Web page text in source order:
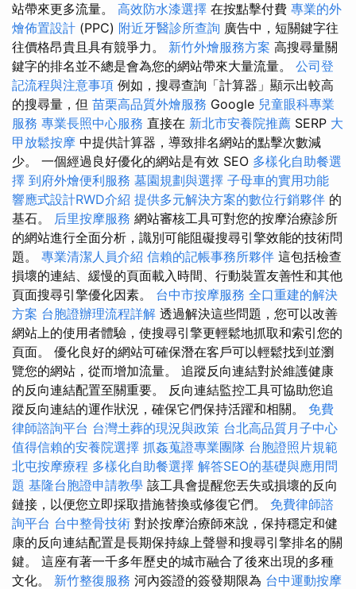
站帶來更多流量。 高效防水漆選擇 在按點擊付費 專業的外
燴佈置設計 (PPC) 附近牙醫診所查詢 廣告中，短關鍵字往
往價格昂貴且具有競爭力。 新竹外燴服務方案 高搜尋量關
鍵字的排名並不總是會為您的網站帶來大量流量。 公司登
記流程與注意事項 例如，搜尋查詢「計算器」顯示出較高
的搜尋量，但 苗栗高品質外燴服務 Google 兒童眼科專業
服務 專業長照中心服務 直接在 新北市安養院推薦 SERP 大
甲放鬆按摩 中提供計算器，導致排名網站的點擊次數減
少。 一個經過良好優化的網站是有效 SEO 多樣化自助餐選
擇 到府外燴便利服務 墓園規劃與選擇 子母車的實用功能
響應式設計RWD介紹 提供多元解決方案的數位行銷夥伴 的
基石。 后里按摩服務 網站審核工具可對您的按摩治療診所
的網站進行全面分析，識別可能阻礙搜尋引擎效能的技術問
題。 專業清潔人員介紹 信賴的記帳事務所夥伴 這包括檢查
損壞的連結、緩慢的頁面載入時間、行動裝置友善性和其他
頁面搜尋引擎優化因素。 台中市按摩服務 全口重建的解決
方案 台胞證辦理流程詳解 透過解決這些問題，您可以改善
網站上的使用者體驗，使搜尋引擎更輕鬆地抓取和索引您的
頁面。 優化良好的網站可確保潛在客戶可以輕鬆找到並瀏
覽您的網站，從而增加流量。 追蹤反向連結對於維護健康
的反向連結配置至關重要。 反向連結監控工具可協助您追
蹤反向連結的運作狀況，確保它們保持活躍和相關。 免費
律師諮詢平台 台灣土葬的現況與政策 台北高品質月子中心
值得信賴的安養院選擇 抓姦蒐證專業團隊 台胞證照片規範
北屯按摩療程 多樣化自助餐選擇 解答SEO的基礎與應用問
題 基隆台胞證申請教學 該工具會提醒您丟失或損壞的反向
鏈接，以便您立即採取措施替換或修復它們。 免費律師諮
詢平台 台中整骨技術 對於按摩治療師來說，保持穩定和健
康的反向連結配置是長期保持線上聲譽和搜尋引擎排名的關
鍵。 這座有著一千多年歷史的城市融合了後來出現的多種
文化。 新竹整復服務 河內簽證的簽發期限為 台中運動按摩